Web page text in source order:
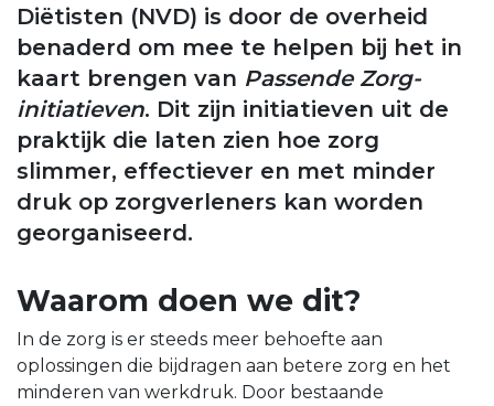
Diëtisten (NVD) is door de overheid
benaderd om mee te helpen bij het in
kaart brengen van Passende Zorg-
initiatieven. Dit zijn initiatieven uit de
praktijk die laten zien hoe zorg
slimmer, effectiever en met minder
druk op zorgverleners kan worden
georganiseerd.
Waarom doen we dit?
In de zorg is er steeds meer behoefte aan
oplossingen die bijdragen aan betere zorg en het
minderen van werkdruk. Door bestaande